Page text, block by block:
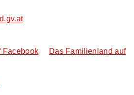
Facebook
Das Familienland auf